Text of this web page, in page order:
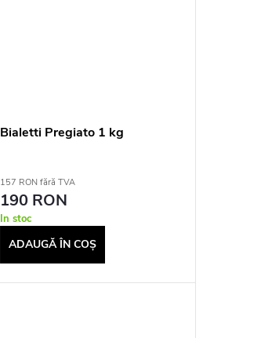
Bialetti Pregiato 1 kg
157 RON fără TVA
190 RON
In stoc
ADAUGĂ ÎN COŞ